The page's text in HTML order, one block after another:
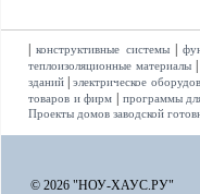
|конструктивные системы|
теплоизоляционные материалы|
зданий |электрическое
товаров и фирм программы
Проекты домов заводской
© 2026 "НОУ-ХАУС.РУ"